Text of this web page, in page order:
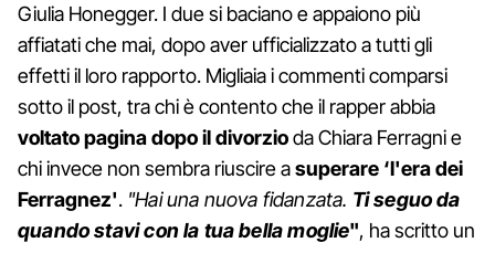
Giulia Honegger. I due si baciano e appaiono più
affiatati che mai, dopo aver ufficializzato a tutti gli
effetti il loro rapporto. Migliaia i commenti comparsi
sotto il post, tra chi è contento che il rapper abbia
voltato pagina dopo il divorzioda Chiara Ferragni e
chi invece non sembra riuscire asuperare ‘l'era dei
Ferragnez'. "Hai una nuova fidanzata. Ti seguo da
quando stavi con la tua bella moglie", ha scritto un